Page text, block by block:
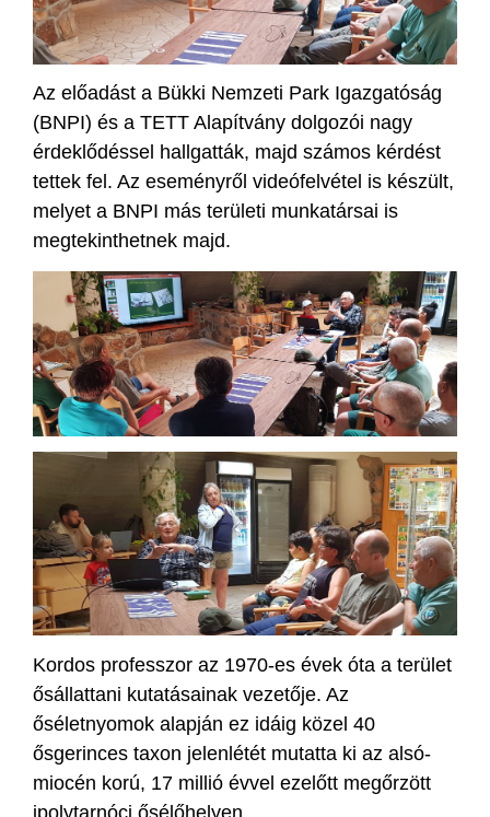
Az előadást a Bükki Nemzeti Park Igazgatóság
(BNPI) és a TETT Alapítvány dolgozói nagy
érdeklődéssel hallgatták, majd számos kérdést
tettek fel. Az eseményről videófelvétel is készült,
melyet a BNPI más területi munkatársai is
megtekinthetnek majd.
Kordos professzor az 1970-es évek óta a terület
ősállattani kutatásainak vezetője. Az
őséletnyomok alapján ez idáig közel 40
ősgerinces taxon jelenlétét mutatta ki az alsó-
miocén korú, 17 millió évvel ezelőtt megőrzött
ipolytarnóci ősélőhelyen.